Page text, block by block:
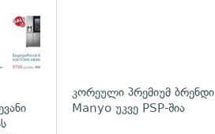
კორეული პრემიუმ ბრენდი
Manyo უკვე PSP-შია